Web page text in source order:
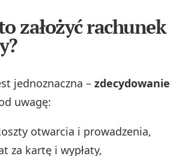
założyć rachunek
jednoznaczna –zdecydowanie
uwagę:
otwarcia i prowadzenia,
za kartę i wypłaty,